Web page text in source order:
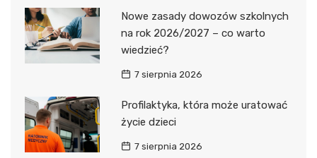
Nowe zasady dowozów szkolnych
na rok 2026/2027 – co warto
wiedzieć?
7 sierpnia 2026
Profilaktyka, która może uratować
życie dzieci
7 sierpnia 2026